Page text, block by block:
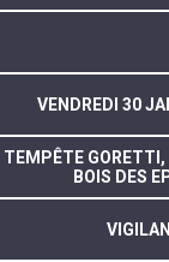
VENDREDI 30
TEMPÊTE GORETTI,
BOIS DES